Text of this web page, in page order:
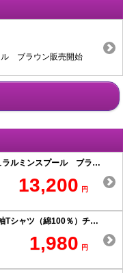
ル ブラウン販売開始
SESSYAキススペシャル45ジュラルミンスプール ブラウン
13,200 円
Newロゴデザイン SESSYA 半袖Tシャツ（綿100％）チャコール
1,980 円